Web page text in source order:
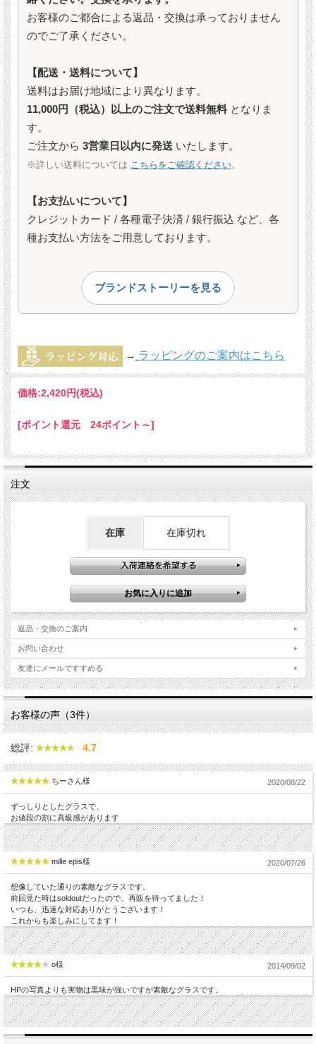
お客様のご都合による返品・交換は承っておりません
のでご了承ください。
【配送・送料について】
送料はお届け地域により異なります。
11,000円（税込）以上のご注文で送料無料 となりま
す。
ご注文から 3営業日以内に発送 いたします。
※詳しい送料については こちらをご確認ください。
【お支払いについて】
クレジットカード / 各種電子決済 / 銀行振込 など、各
種お支払い方法をご用意しております。
ブランドストーリーを見る
→ ラッピングのご案内はこちら
価格:2,420円(税込)
[ポイント還元 24ポイント～]
注文
在庫 在庫切れ
返品・交換のご案内
お問い合わせ
友達にメールですすめる
お客様の声（3件）
総評: 4.7
ちーさん様 2020/08/22
ずっしりとしたグラスで、
お値段の割に高級感があります
mille epis様 2020/07/26
想像していた通りの素敵なグラスです。
前回見た時はsoldoutだったので、再販を待ってました！
いつも、迅速な対応ありがとうございます！
これからも楽しみにしてます！
o様 2014/09/02
HPの写真よりも実物は黒味が強いですが素敵なグラスです。